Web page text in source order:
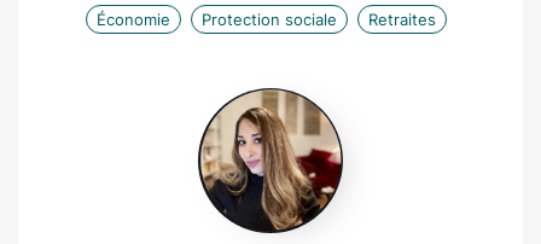
Économie Protection sociale Retraites
Suzanne
Azmayesh